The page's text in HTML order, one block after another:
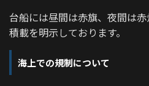
台船には昼間は赤旗、夜間は
積載を明示しております。
海上での規制について